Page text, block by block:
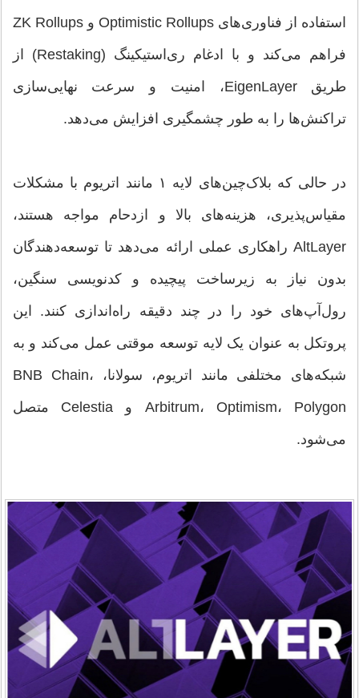
استفاده از فناوری‌های Optimistic Rollups و ZK Rollups
فراهم می‌کند و با ادغام ری‌استیکینگ (Restaking) از
طریق EigenLayer، امنیت و سرعت نهایی‌سازی
تراکنش‌ها را به طور چشمگیری افزایش می‌دهد.
در حالی که بلاک‌چین‌های لایه ۱ مانند اتریوم با مشکلات
مقیاس‌پذیری، هزینه‌های بالا و ازدحام مواجه هستند،
AltLayer راهکاری عملی ارائه می‌دهد تا توسعه‌دهندگان
بدون نیاز به زیرساخت پیچیده و کدنویسی سنگین،
رول‌آپ‌های خود را در چند دقیقه راه‌اندازی کنند. این
پروتکل به عنوان یک لایه توسعه موقتی عمل می‌کند و به
شبکه‌های مختلفی مانند اتریوم، سولانا، BNB Chain،
Arbitrum، Optimism، Polygon و Celestia متصل
می‌شود.